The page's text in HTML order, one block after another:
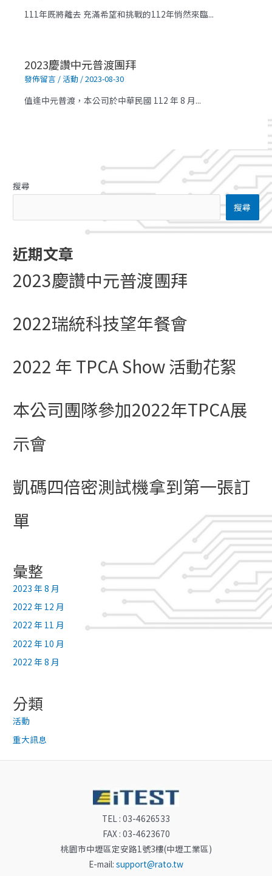
111年既將離去 充滿希望和挑戰的112年悄然來臨...
2023慶讚中元普渡團拜
發佈留言 / 活動 /2023-08-30
值逢中元普渡，本公司於中華民國 112 年 8 月...
搜尋
搜尋
近期文章
2023慶讚中元普渡團拜
2022瑞統科技望年餐會
2022 年 TPCA Show 活動花絮
本公司團隊參加2022年TPCA展
示會
凱碼四倍密測試機拿到第一張訂
單
彙整
2023 年 8 月
2022 年 12 月
2022 年 11 月
2022 年 10 月
2022 年 8 月
分類
活動
重大訊息
TEL : 03-4626533
FAX : 03-4623670
桃園市中壢區定安路1號3樓(中壢工業區)
E-mail: support@rato.tw